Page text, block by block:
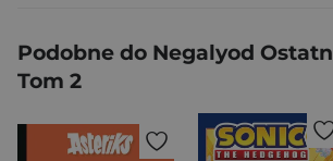
Podobne do Negalyod
Tom 2